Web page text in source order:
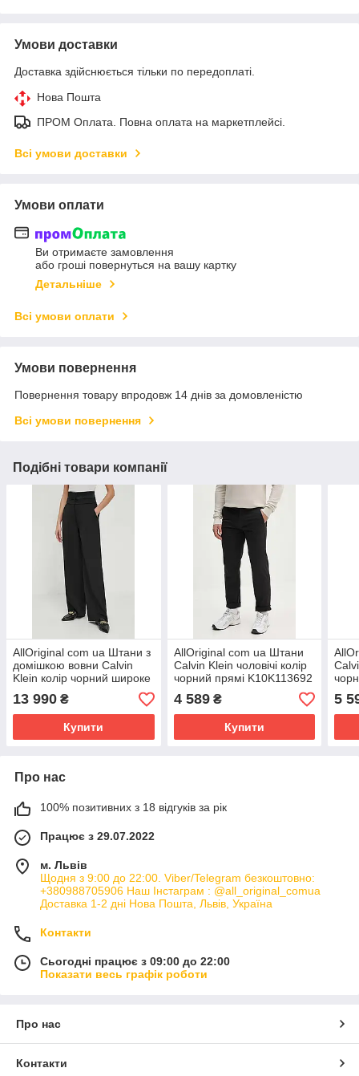
Умови доставки
Доставка здійснюється тільки по передоплаті.
Нова Пошта
ПРОМ Оплата. Повна оплата на маркетплейсі.
Всі умови доставки
Умови оплати
Ви отримаєте замовлення
або гроші повернуться на вашу картку
Детальніше
Всі умови оплати
Умови повернення
Повернення товару впродовж 14 днів за домовленістю
Всі умови повернення
Подібні товари компанії
AllOriginal com ua Штани з
домішкою вовни Calvin
Klein колір чорний широке
висока посадка РОЗМІРИ
ЗАПИТУЙТЕ
13 990 ₴
Купити
AllOriginal com ua Штани
Calvin Klein чоловічі колір
чорний прямі K10K113692
РОЗМІРИ ЗАПИТУЙТЕ
4 589₴
Купити
5
Про нас
100% позитивних з 18 відгуків за рік
Працює з 29.07.2022
м. Львів
Щодня з 9:00 до 22:00. Viber/Telegram безкоштовно:
+380988705906 Наш Інстаграм : @all_original_comua
Доставка 1-2 дні Нова Пошта, Львів, Україна
Контакти
Сьогодні працює з 09:00 до 22:00
Показати весь графік роботи
Про нас
Контакти